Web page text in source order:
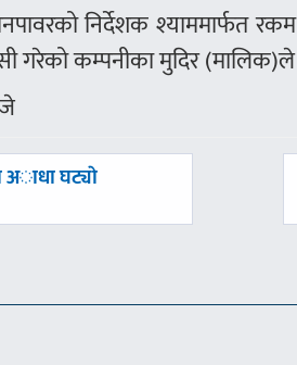
निर्देशक श्याममार्फत
गरेको कम्पनीका मुदिर (मालिक)ले
अाधा घट्याे